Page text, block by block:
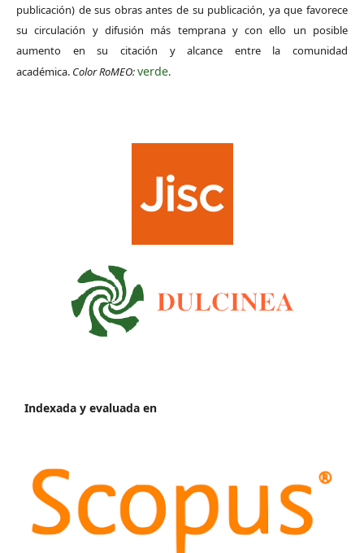
publicación) de sus obras antes de su publicación, ya que favorece
su circulación y difusión más temprana y con ello un posible
aumento en su citación y alcance entre la comunidad
académica. Color RoMEO:verde.
Indexada y evaluada en